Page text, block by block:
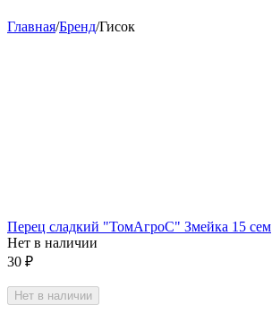
Главная/Бренд/Гисок
Перец сладкий "ТомАгроС" Змейка 15 сем
Нет в наличии
30 ₽
Нет в наличии